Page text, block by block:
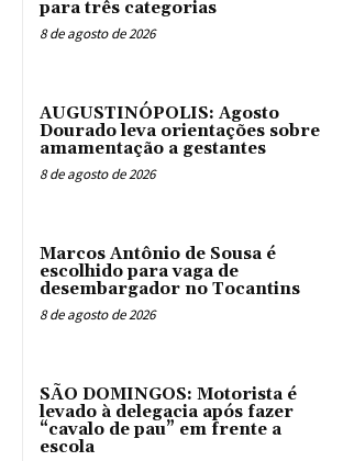
para três categorias
8 de agosto de 2026
AUGUSTINÓPOLIS: Agosto
Dourado leva orientações sobre
amamentação a gestantes
8 de agosto de 2026
Marcos Antônio de Sousa é
escolhido para vaga de
desembargador no Tocantins
8 de agosto de 2026
SÃO DOMINGOS: Motorista é
levado à delegacia após fazer
“cavalo de pau” em frente a
escola